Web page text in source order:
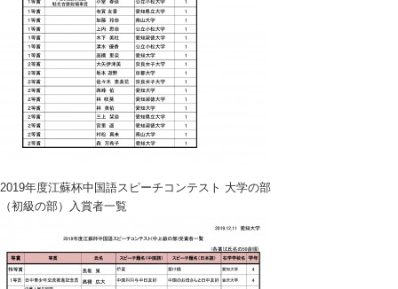
2019年度江蘇杯中国語スピーチコンテスト 大学の部
（初級の部）入賞者一覧